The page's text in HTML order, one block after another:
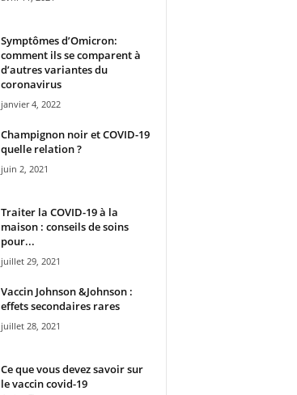
Symptômes d’Omicron:
comment ils se comparent à
d’autres variantes du
coronavirus
janvier 4, 2022
Champignon noir et COVID-19
quelle relation ?
juin 2, 2021
Traiter la COVID-19 à la
maison : conseils de soins
pour...
juillet 29, 2021
Vaccin Johnson &Johnson :
effets secondaires rares
juillet 28, 2021
Ce que vous devez savoir sur
le vaccin covid-19